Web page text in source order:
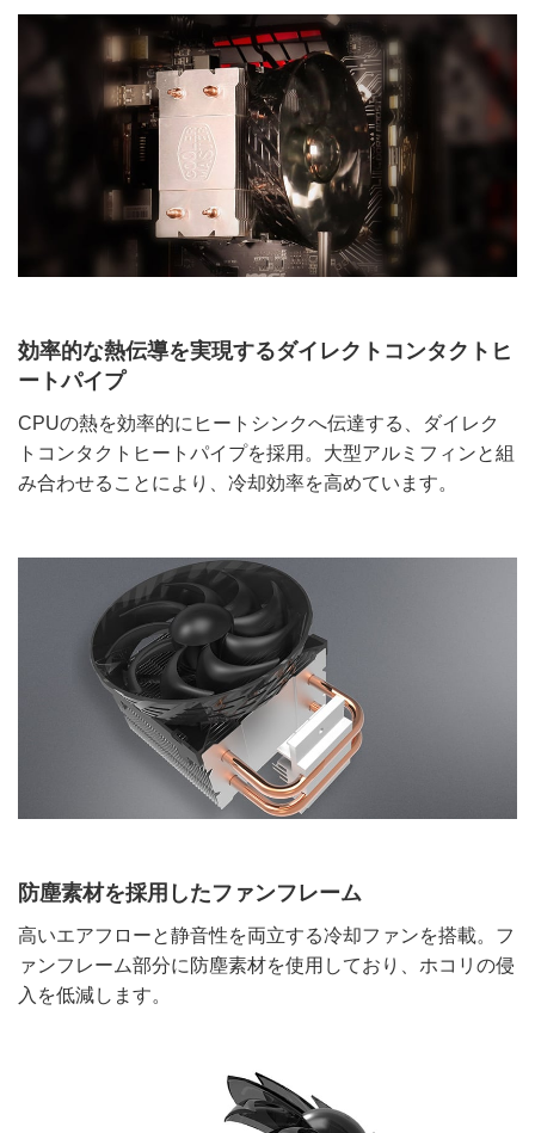
効率的な熱伝導を実現するダイレクトコンタクトヒ
ートパイプ
CPUの熱を効率的にヒートシンクへ伝達する、ダイレク
トコンタクトヒートパイプを採用。大型アルミフィンと組
み合わせることにより、冷却効率を高めています。
防塵素材を採用したファンフレーム
高いエアフローと静音性を両立する冷却ファンを搭載。フ
ァンフレーム部分に防塵素材を使用しており、ホコリの侵
入を低減します。